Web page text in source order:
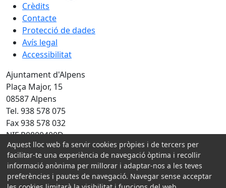
Crèdits
Contacte
Protecció de dades
Avís legal
Accessibilitat
Ajuntament d'Alpens
Plaça Major, 15
08587 Alpens
Tel. 938 578 075
Fax 938 578 032
NIF P0800400D
Amb la col·laboració de:
Aquest lloc web fa servir cookies pròpies i de tercers per
facilitar-te una experiència de navegació òptima i recollir
informació anònima per millorar i adaptar-nos a les teves
preferències i pautes de navegació. Navegar sense acceptar